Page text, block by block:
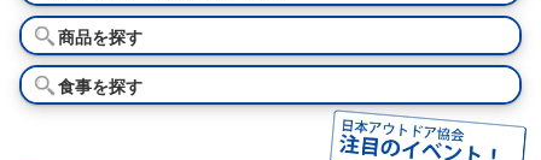
商品を探す
食事を探す